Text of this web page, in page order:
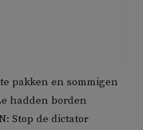
pakken en sommigen
hadden borden
Stop de dictator